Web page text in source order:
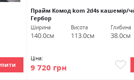
Прайм Комод kom 2d4s кашемір/
Гербор
Ширина
140.0см
Висота
113.0см
Глибина
38.0см
Ціна:
9 720 грн